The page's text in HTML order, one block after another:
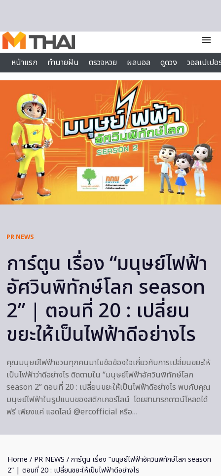
menu
หน้าแรก
ทำนายฝัน ตรวจหวย ผลบอล ดูดวง
วอลเปเป
ไลฟ์สไตล์
PR NEWS
การ์ตูน เรื่อง “มนุษย์ไฟฟ้า
อัศวินพิทักษ์โลก season
2” | ตอนที่ 20 : เปลี่ยน
ขยะให้เป็นไฟฟ้าดีอย่างไร
คุณมนุษย์ไฟฟ้าชวนทุกคนมาไขข้อข้องใจเกี่ยวกับการเปลี่ยนขยะให้
เป็นไฟฟ้าว่าดีอย่างไร ติดตามใน “มนุษย์ไฟฟ้าอัศวินพิทักษ์โลก
season 2” ตอนที่ 20 : เปลี่ยนขยะให้เป็นไฟฟ้าดีอย่างไร พบกับคุณ
มนุษย์ไฟฟ้าในรูปแบบของสติกเกอร์ไลน์ โดยสามารถดาวน์โหลดได้
ฟรี เพียงแค่ แอดไลน์ @ercofficial หรือ…
Home / PR NEWS / การ์ตูน เรื่อง “มนุษย์ไฟฟ้าอัศวินพิทักษ์โลก season
2” | ตอนที่ 20 : เปลี่ยนขยะให้เป็นไฟฟ้าดีอย่างไร